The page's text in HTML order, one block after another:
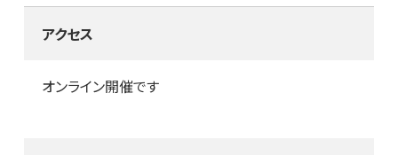
アクセス
オンライン開催です